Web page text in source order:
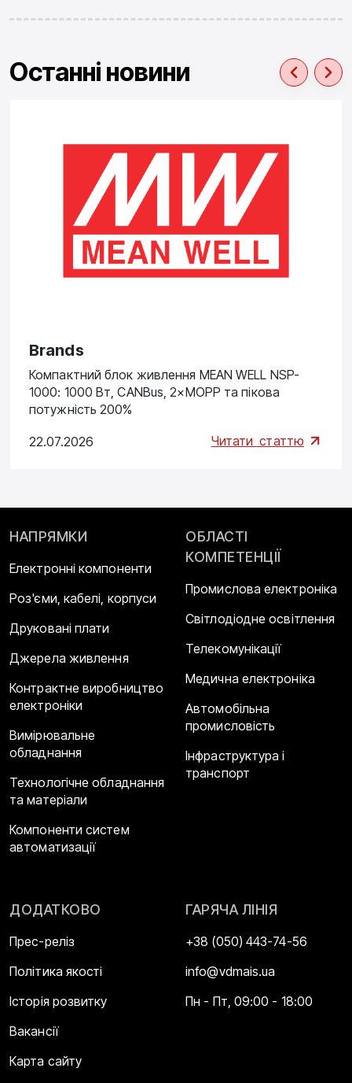
Останні новини
Brands
Компактний блок живлення MEAN WELL NSP-
1000: 1000 Вт, CANBus, 2×MOPP та пікова
потужність 200%
22.07.2026 Читати статтю
НАПРЯМКИ
Електронні компоненти
Роз'єми, кабелі, корпуси
Друковані плати
Джерела живлення
Контрактне виробництво
електроніки
Вимірювальне
обладнання
Технологічне обладнання
та матеріали
Компоненти систем
автоматизації
ОБЛАСТІ
КОМПЕТЕНЦІЇ
Промислова електроніка
Світлодіодне освітлення
Телекомунікації
Медична електроніка
Автомобільна
промисловість
Інфраструктура і
транспорт
ДОДАТКОВО
Прес-реліз
Політика якості
Історія розвитку
Вакансії
Карта сайту
ГАРЯЧА ЛІНІЯ
+38 (050) 443-74-56
info@vdmais.ua
Пн - Пт, 09:00 - 18:00